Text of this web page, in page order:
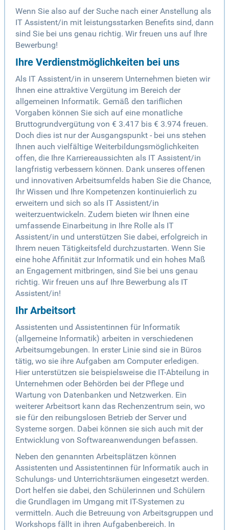
Wenn Sie also auf der Suche nach einer Anstellung als
IT Assistent/in mit leistungsstarken Benefits sind, dann
sind Sie bei uns genau richtig. Wir freuen uns auf Ihre
Bewerbung!
Ihre Verdienstmöglichkeiten bei uns
Als IT Assistent/in in unserem Unternehmen bieten wir
Ihnen eine attraktive Vergütung im Bereich der
allgemeinen Informatik. Gemäß den tariflichen
Vorgaben können Sie sich auf eine monatliche
Bruttogrundvergütung von € 3.417 bis € 3.974 freuen.
Doch dies ist nur der Ausgangspunkt - bei uns stehen
Ihnen auch vielfältige Weiterbildungsmöglichkeiten
offen, die Ihre Karriereaussichten als IT Assistent/in
langfristig verbessern können. Dank unseres offenen
und innovativen Arbeitsumfelds haben Sie die Chance,
Ihr Wissen und Ihre Kompetenzen kontinuierlich zu
erweitern und sich so als IT Assistent/in
weiterzuentwickeln. Zudem bieten wir Ihnen eine
umfassende Einarbeitung in Ihre Rolle als IT
Assistent/in und unterstützen Sie dabei, erfolgreich in
Ihrem neuen Tätigkeitsfeld durchzustarten. Wenn Sie
eine hohe Affinität zur Informatik und ein hohes Maß
an Engagement mitbringen, sind Sie bei uns genau
richtig. Wir freuen uns auf Ihre Bewerbung als IT
Assistent/in!
Ihr Arbeitsort
Assistenten und Assistentinnen für Informatik
(allgemeine Informatik) arbeiten in verschiedenen
Arbeitsumgebungen. In erster Linie sind sie in Büros
tätig, wo sie ihre Aufgaben am Computer erledigen.
Hier unterstützen sie beispielsweise die IT-Abteilung in
Unternehmen oder Behörden bei der Pflege und
Wartung von Datenbanken und Netzwerken. Ein
weiterer Arbeitsort kann das Rechenzentrum sein, wo
sie für den reibungslosen Betrieb der Server und
Systeme sorgen. Dabei können sie sich auch mit der
Entwicklung von Softwareanwendungen befassen.
Neben den genannten Arbeitsplätzen können
Assistenten und Assistentinnen für Informatik auch in
Schulungs- und Unterrichtsräumen eingesetzt werden.
Dort helfen sie dabei, den Schülerinnen und Schülern
die Grundlagen im Umgang mit IT-Systemen zu
vermitteln. Auch die Betreuung von Arbeitsgruppen und
Workshops fällt in ihren Aufgabenbereich. In